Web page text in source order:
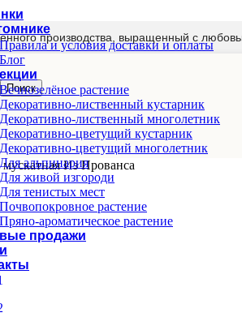
производства, выращенный с
Поиск
Правила и условия доставки и оплаты
Блог
Вечнозелёное растение
Декоративно-лиственный кустарник
Декоративно-лиственный многолетник
Декоративно-цветущий кустарник
Декоративно-цветущий многолетник
Для альпинария
Для живой изгороди
Для тенистых мест
Почвопокровное растение
Пряно-ароматическое растение
продажи
Из Прованса